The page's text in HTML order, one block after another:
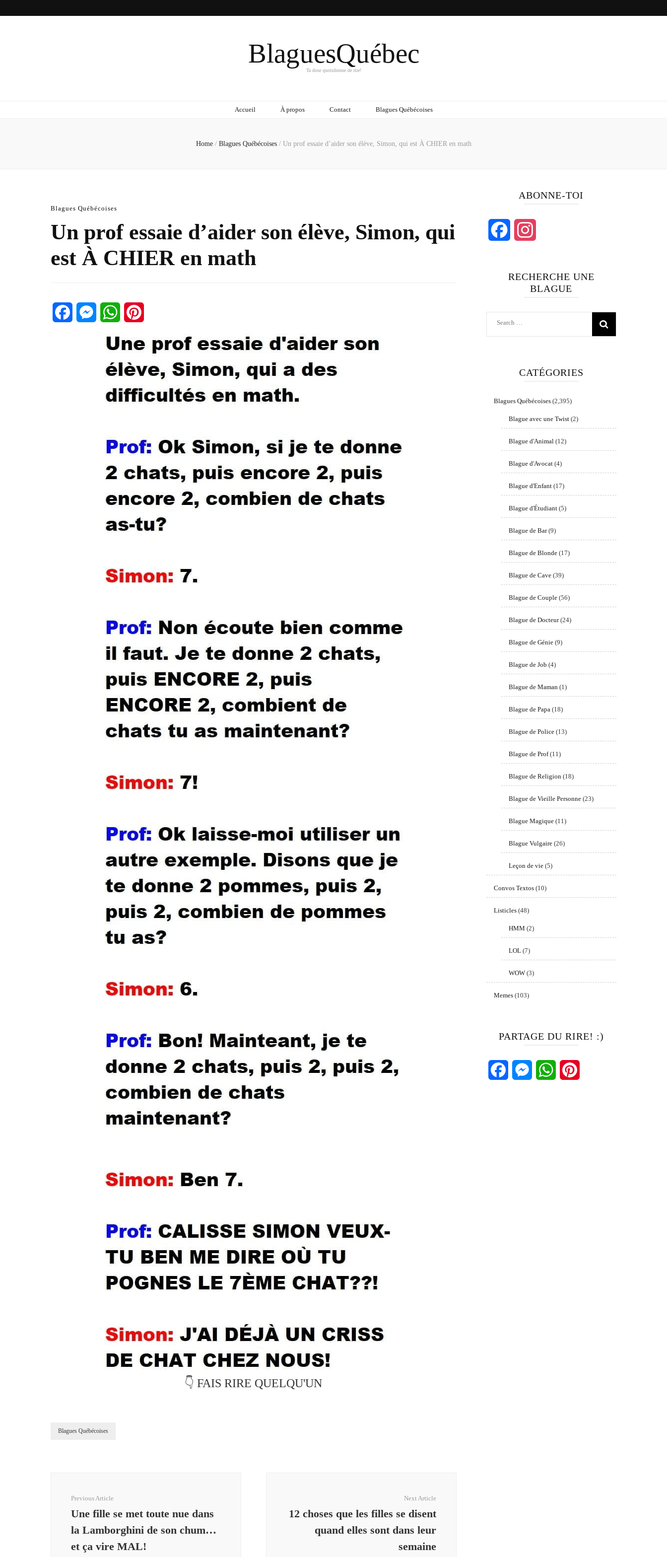
BlaguesQuébec
Ta dose quotidienne de rire!
Accueil À propos Contact Blagues Québécoises
Home / Blagues Québécoises / Un prof essaie d’aider son élève, Simon, qui est À CHIER en math
Blagues Québécoises
Un prof essaie d’aider son élève, Simon, qui
est À CHIER en math
👇 FAIS RIRE QUELQU'UN
Blagues Québécoises
Previous Article
Une fille se met toute nue dans
la Lamborghini de son chum…
et ça vire MAL!
Next Article
12 choses que les filles se disent
quand elles sont dans leur
semaine
ABONNE-TOI
RECHERCHE UNE
BLAGUE
Search
CATÉGORIES
Blagues Québécoises(2,395)
Blague avec une Twist(2)
Blague d'Animal(12)
Blague d'Avocat(4)
Blague d'Enfant(17)
Blague d'Étudiant(5)
Blague de Bar(9)
Blague de Blonde(17)
Blague de Cave(39)
Blague de Couple(56)
Blague de Docteur(24)
Blague de Génie(9)
Blague de Job (4)
Blague de Maman(1)
Blague de Papa(18)
Blague de Police(13)
Blague de Prof(11)
Blague de Religion(18)
Blague de Vieille Personne(23)
Blague Magique(11)
Blague Vulgaire(26)
Leçon de vie(5)
Convos Textos(10)
Listicles(48)
HMM (2)
LOL(7)
WOW(3)
Memes(103)
PARTAGE DU RIRE! :)